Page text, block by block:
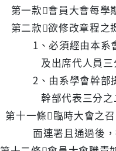
第一款會員大會每學
第二款欲修改章程之
1、必須經由本系會
及出席代人員三分
2、由系學會幹部提
幹部代表三分之二以
第十一條臨時大會之
面連署且通過後，提